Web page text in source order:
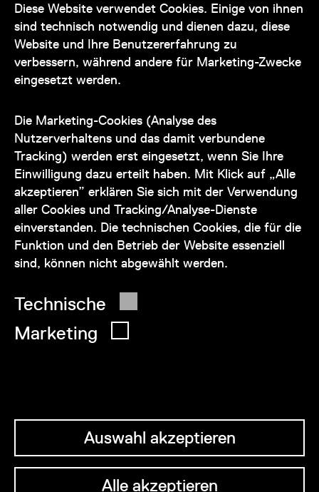
Diese Website verwendet Cookies. Einige von ihnen
sind technisch notwendig und dienen dazu, diese
Website und Ihre Benutzererfahrung zu
verbessern, während andere für Marketing-Zwecke
eingesetzt werden.
Die Marketing-Cookies (Analyse des
Nutzerverhaltens und das damit verbundene
Tracking) werden erst eingesetzt, wenn Sie Ihre
Einwilligung dazu erteilt haben. Mit Klick auf „Alle
akzeptieren” erklären Sie sich mit der Verwendung
aller Cookies und Tracking/Analyse-Dienste
einverstanden. Die technischen Cookies, die für die
Funktion und den Betrieb der Website essenziell
sind, können nicht abgewählt werden.
Technische
Marketing
Auswahl akzeptieren
Alle akzeptieren
Kontakt
zu den Öffnungszeiten des Museums
auch telefonisch zur Verfügung:
+43 1 505 87 47 85173
service@wienmuseum.at
© 2026 Wien Museum